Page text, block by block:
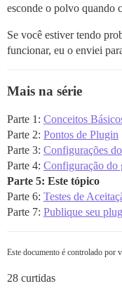
esconde o polvo quando
Se você estiver tendo
funcionar, eu o enviei
Mais na série
Parte 1: Conceitos
Parte 2: Pontos de Plugin
Parte 3: Configurações
Parte 4: Configuração do
Parte 5: Este tópico
Parte 6: Testes de
Parte 7: Publique seu
Este documento é controlado por
28 curtidas